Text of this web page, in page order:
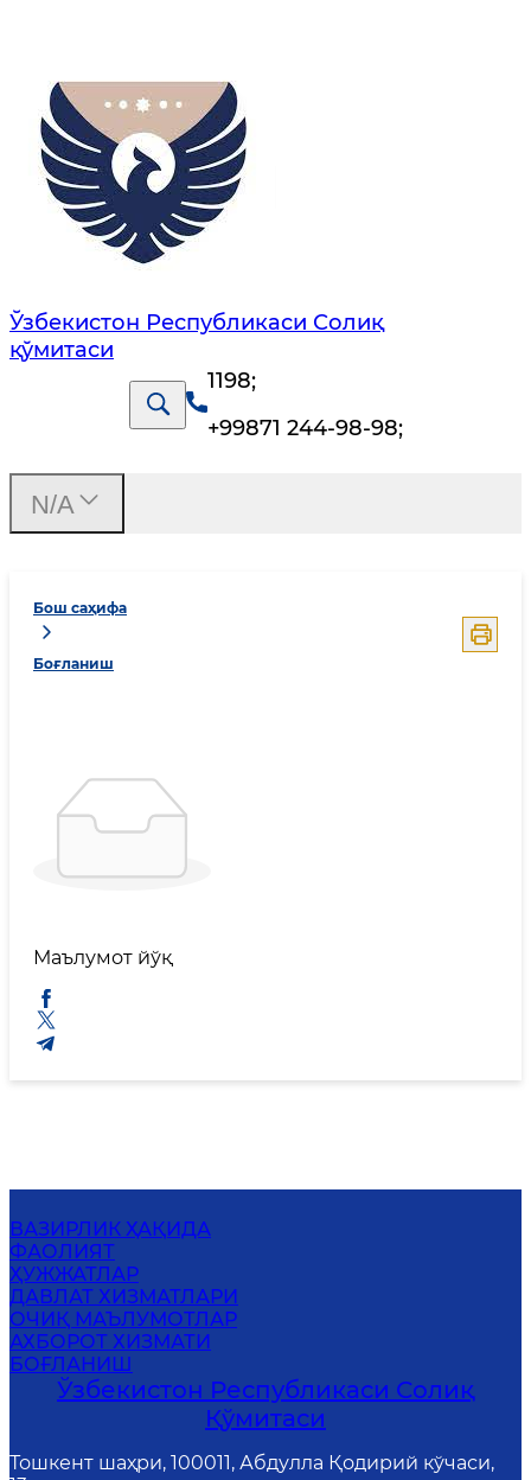
Ўзбекистон Республикаси Солиқ
қўмитаси
1198;
+99871 244-98-98;
Бош саҳифа
Боғланиш
Маълумот йўқ
N/A
ВАЗИРЛИК ҲАҚИДА
ФАОЛИЯТ
ҲУЖЖАТЛАР
ДАВЛАТ ХИЗМАТЛАРИ
ОЧИҚ МАЪЛУМОТЛАР
АХБОРОТ ХИЗМАТИ
БОҒЛАНИШ
Ўзбекистон Республикаси Солиқ
Қўмитаси
Тошкент шаҳри, 100011, Абдулла Қодирий кўчаси,